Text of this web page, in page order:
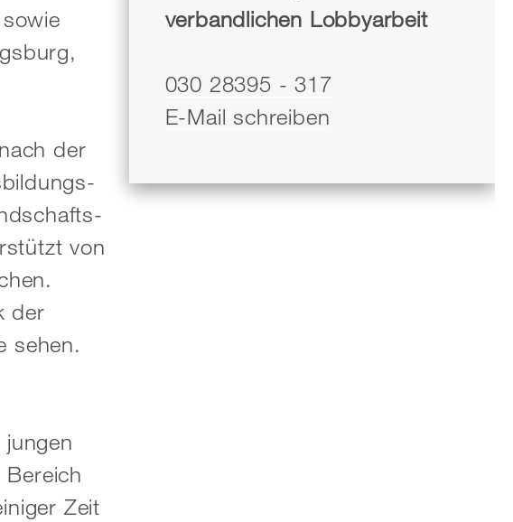
der
von
der
sehen.
Zeit
verbandlichen Lobbyarbeit
030 28395 - 317
E-Mail schreiben